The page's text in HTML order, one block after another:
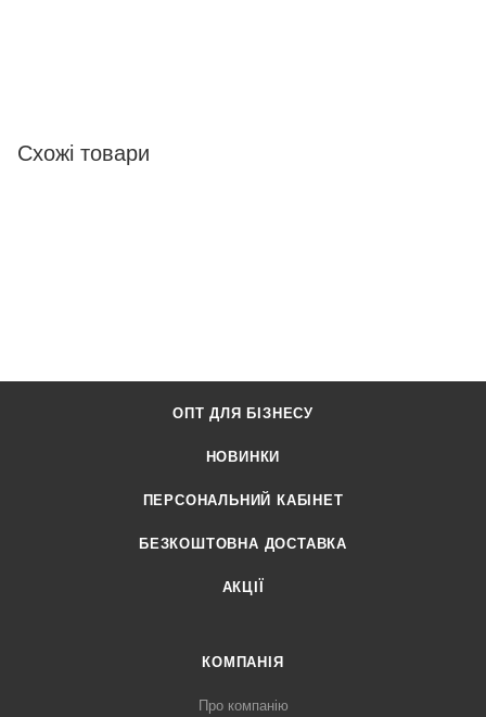
Схожі товари
ОПТ ДЛЯ БІЗНЕСУ
НОВИНКИ
ПЕРСОНАЛЬНИЙ КАБІНЕТ
БЕЗКОШТОВНА ДОСТАВКА
АКЦІЇ
КОМПАНІЯ
Про компанію